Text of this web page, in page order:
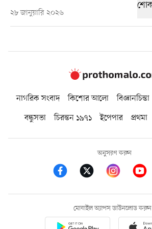
২৮ জানুয়ারি ২০২৬
নাগরিক সংবাদ কিশোর আলো বিজ্ঞানচিন্তা
বন্ধুসভা
চিরন্তন ১৯৭১ ইপেপার প্রথমা
অনুসরণ করুন
মোবাইল অ্যাপস ডাউনলোড করুন